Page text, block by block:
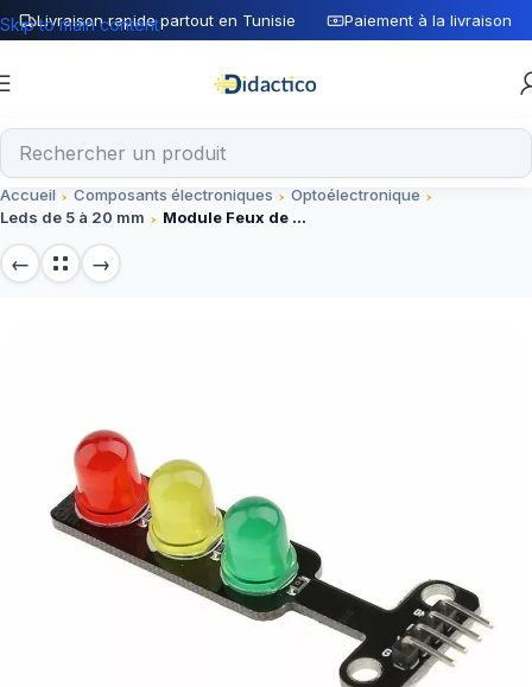
Livraison rapide partout en Tunisie Paiement à la livraison
Skip to main content
Accueil Composants électroniques
Optoélectronique
Leds de 5 à 20 mm
Module Feux de signalisation Tricolore Carrefour